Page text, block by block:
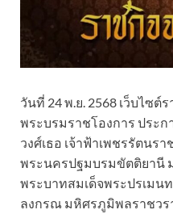
วันที่ 24 พ.ย. 2568 เว็บไซต์
พระบรมราชโองการ ประก
วงศ์เธอ เจ้าฟ้าเพชรรัตน
พระนครปฐมบรมขัตติยานี
พระบาทสมเด็จพระปรเม
ลงกรณ มหิศรภูมิพลราชวร